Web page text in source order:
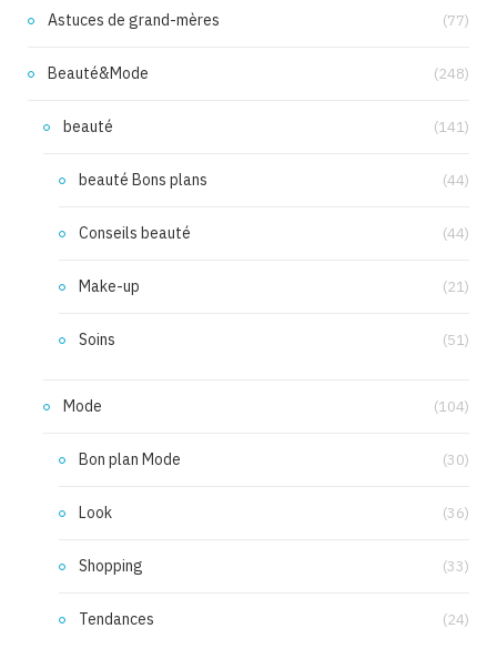
Astuces de grand-mères (77)
Beauté&Mode (248)
beauté (141)
beauté Bons plans (44)
Conseils beauté (44)
Make-up (21)
Soins (51)
Mode (104)
Bon plan Mode (30)
Look (36)
Shopping (33)
Tendances (24)